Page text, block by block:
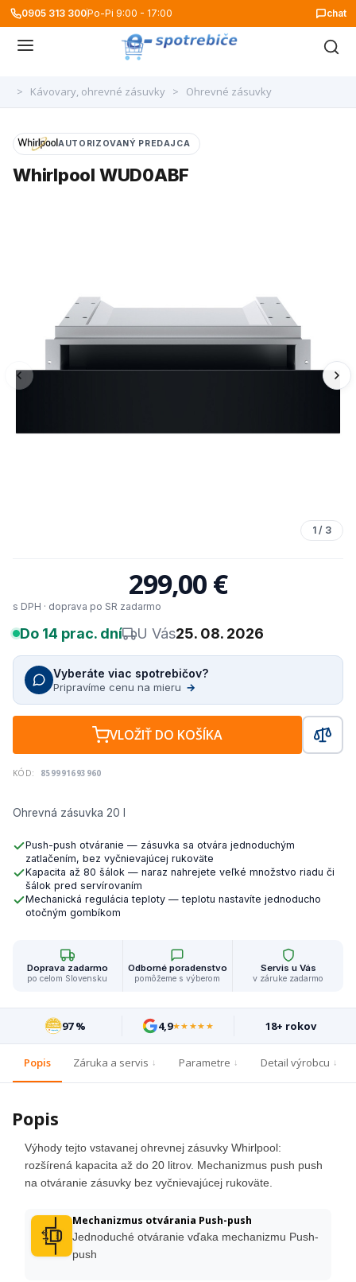
0905 313 300Po-Pi 9:00 - 17:00 chat
> Kávovary, ohrevné zásuvky > Ohrevné zásuvky
1 / 3
AUTORIZOVANÝ PREDAJCA
Whirlpool WUD0ABF
Ohrevná zásuvka 20 l
Push-push otváranie — zásuvka sa otvára jednoduchým
zatlačením, bez vyčnievajúcej rukoväte
Kapacita až 80 šálok — naraz nahrejete veľké množstvo riadu či
šálok pred servírovaním
Mechanická regulácia teploty — teplotu nastavíte jednoducho
otočným gombíkom
299,00 €
s DPH · doprava po SR zadarmo
Do 14 prac. dní U Vás25. 08. 2026
Vyberáte viac spotrebičov?
Pripravíme cenu na mieru →
VLOŽIŤ DO KOŠÍKA
KÓD: 859991693960
Doprava zadarmo
po celom Slovensku
Odborné poradenstvo
pomôžeme s výberom
Servis u Vás
v záruke zadarmo
97 % 4,9★★★★★ 18+ rokov
Popis Záruka a servis Parametre Detail výrobcu
Popis
Výhody tejto vstavanej ohrevnej zásuvky Whirlpool:
rozšírená kapacita až do 20 litrov. Mechanizmus push push
na otváranie zásuvky bez vyčnievajúcej rukoväte.
Mechanizmus otvárania Push-push
Jednoduché otváranie vďaka mechanizmu Push-
push